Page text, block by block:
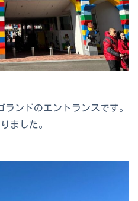
ンドのエントランスです。
ました。